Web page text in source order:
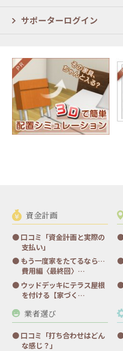
サポーターログイン
資金計画
口コミ「資金計画と実際の
支払い」
もう一度家をたてるなら…
費用編〈最終回〉…
ウッドデッキにテラス屋根
を付ける【家づく…
業者選び
口コミ「打ち合わせはどん
な感じ？」